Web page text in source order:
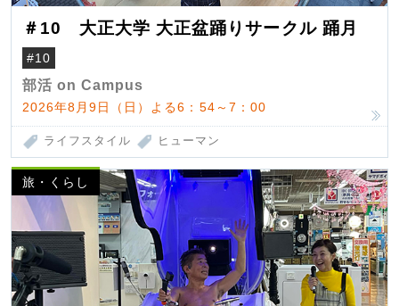
＃10 大正大学 大正盆踊りサークル 踊月
#10
部活 on Campus
2026年8月9日（日）よる6：54～7：00
ライフスタイル ヒューマン
旅・くらし